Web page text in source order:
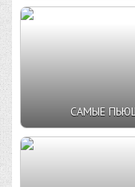
САМЫЕ